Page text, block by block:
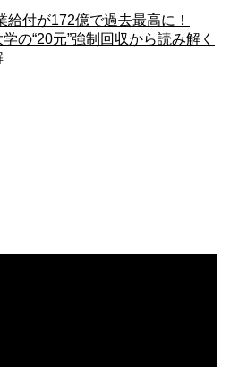
付が172億で過去最高に！
の“20元”強制回収から読み解く